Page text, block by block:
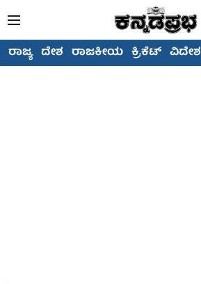
ರಾಜ್ಯ ದೇಶ ರಾಜಕೀಯ ಕ್ರಿಕೆಟ್ ವಿದೇಶ